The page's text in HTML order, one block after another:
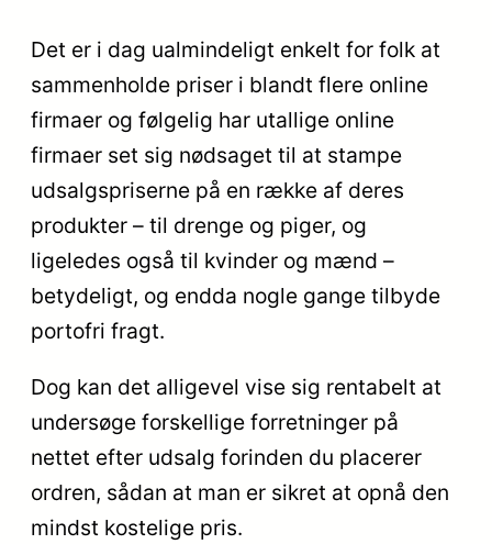
Det er i dag ualmindeligt enkelt for folk at
sammenholde priser i blandt flere online
firmaer og følgelig har utallige online
firmaer set sig nødsaget til at stampe
udsalgspriserne på en række af deres
produkter – til drenge og piger, og
ligeledes også til kvinder og mænd –
betydeligt, og endda nogle gange tilbyde
portofri fragt.
Dog kan det alligevel vise sig rentabelt at
undersøge forskellige forretninger på
nettet efter udsalg forinden du placerer
ordren, sådan at man er sikret at opnå den
mindst kostelige pris.